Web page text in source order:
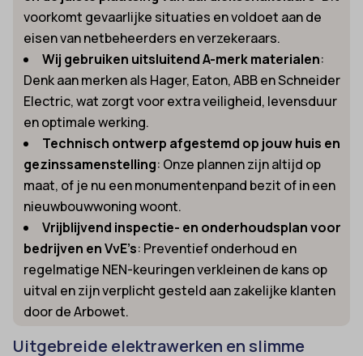
voorkomt gevaarlijke situaties en voldoet aan de
eisen van netbeheerders en verzekeraars.
Wij gebruiken uitsluitend A-merk materialen:
Denk aan merken als Hager, Eaton, ABB en Schneider
Electric, wat zorgt voor extra veiligheid, levensduur
en optimale werking.
Technisch ontwerp afgestemd op jouw huis en
gezinssamenstelling: Onze plannen zijn altijd op
maat, of je nu een monumentenpand bezit of in een
nieuwbouwwoning woont.
Vrijblijvend inspectie- en onderhoudsplan voor
bedrijven en VvE’s: Preventief onderhoud en
regelmatige NEN-keuringen verkleinen de kans op
uitval en zijn verplicht gesteld aan zakelijke klanten
door de Arbowet.
Uitgebreide elektrawerken en slimme